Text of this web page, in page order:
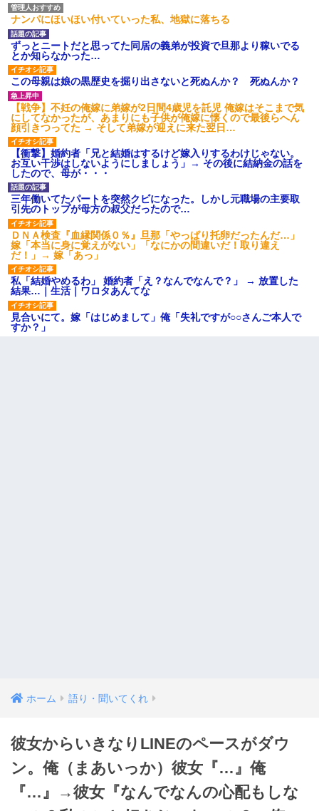
ナンパにほいほい付いていった私、地獄に落ちる
ずっとニートだと思ってた同居の義弟が投資で旦那より稼いでる
とか知らなかった…
この母親は娘の黒歴史を掘り出さないと死ぬんか？ 死ぬんか？
【戦争】不妊の俺嫁に弟嫁が2日間4歳児を託児 俺嫁はそこまで気
にしてなかったが、あまりにも子供が俺嫁に懐くので最後らへん
顔引きつってた → そして弟嫁が迎えに来た翌日…
【衝撃】婚約者「兄と結婚はするけど嫁入りするわけじゃない。
お互い干渉はしないようにしましょう」→ その後に結納金の話を
したので、母が・・・
三年働いてたパートを突然クビになった。しかし元職場の主要取
引先のトップが母方の叔父だったので…
ＤＮＡ検査『血縁関係０％』旦那「やっぱり托卵だったんだ…」
嫁「本当に身に覚えがない」「なにかの間違いだ！取り違え
だ！」→ 嫁「あっ」
私「結婚やめるわ」 婚約者「え？なんでなんで？」 → 放置した
結果…｜生活｜ワロタあんてな
見合いにて。嫁「はじめまして」俺「失礼ですが○○さんご本人で
すか？」
ホーム 語り・聞いてくれ
彼女からいきなりLINEのペースがダウ
ン。俺（まあいっか）彼女『…』俺
『…』→彼女『なんでなんの心配もしな